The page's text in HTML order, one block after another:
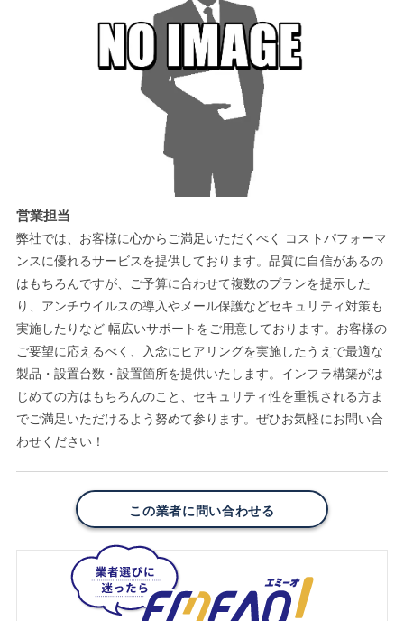
営業担当
弊社では、お客様に心からご満足いただくべく コストパフォーマ
ンスに優れるサービスを提供しております。品質に自信があるの
はもちろんですが、ご予算に合わせて複数のプランを提示した
り、アンチウイルスの導入やメール保護などセキュリティ対策も
実施したりなど 幅広いサポートをご用意しております。お客様の
ご要望に応えるべく、入念にヒアリングを実施したうえで最適な
製品・設置台数・設置箇所を提供いたします。インフラ構築がは
じめての方はもちろんのこと、セキュリティ性を重視される方ま
でご満足いただけるよう努めて参ります。ぜひお気軽にお問い合
わせください！
この業者に問い合わせる